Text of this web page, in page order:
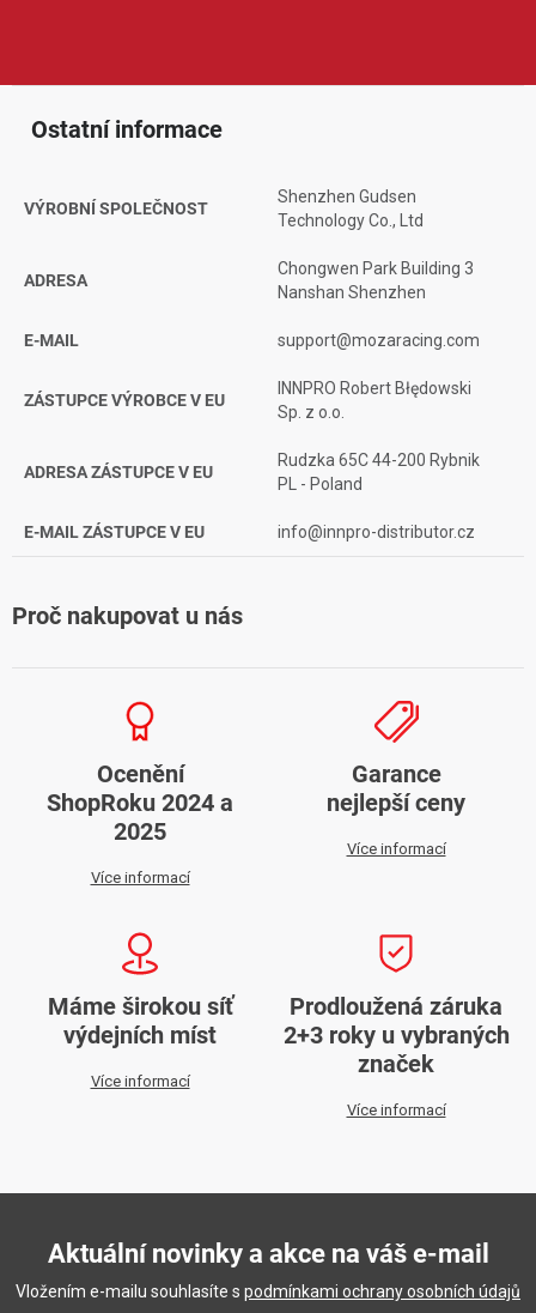
Ostatní informace
VÝROBNÍ SPOLEČNOST
Shenzhen Gudsen
Technology Co., Ltd
ADRESA
Chongwen Park Building 3
Nanshan Shenzhen
E-MAIL support@mozaracing.com
ZÁSTUPCE VÝROBCE V EU
INNPRO Robert Błędowski
Sp. z o.o.
ADRESA ZÁSTUPCE V EU
Rudzka 65C 44-200 Rybnik
PL - Poland
E-MAIL ZÁSTUPCE V EU info@innpro-distributor.cz
Proč nakupovat u nás
Ocenění
ShopRoku 2024 a
2025
Více informací
Garance
nejlepší ceny
Více informací
Máme širokou síť
výdejních míst
Více informací
Prodloužená záruka
2+3 roky u vybraných
značek
Více informací
Aktuální novinky a akce na váš e-mail
Vložením e-mailu souhlasíte s podmínkami ochrany osobních údajů